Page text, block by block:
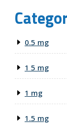
0.5 mg
1 5 mg
1 mg
1.5 mg